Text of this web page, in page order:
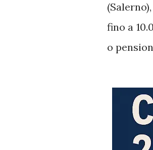
fino a
o